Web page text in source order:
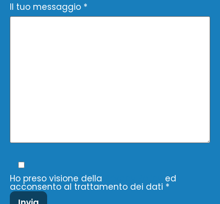
Il tuo messaggio *
Ho preso visione della ed
acconsento al trattamento dei dati *